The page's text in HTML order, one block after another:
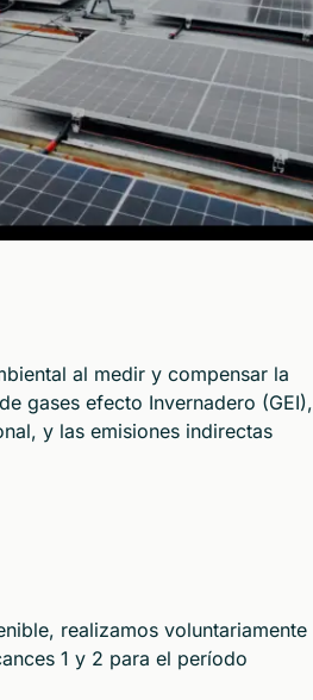
al medir y compensar la
gases efecto Invernadero (GEI),
y las emisiones indirectas
realizamos voluntariamente
1 y 2 para el período